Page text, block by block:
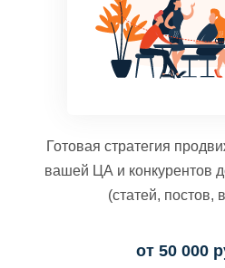
Готовая стратегия
вашей ЦА и конкурентов
(статей, постов,
от 50 000